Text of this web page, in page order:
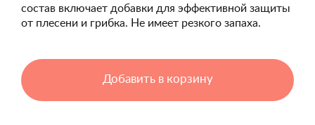
состав включает добавки для эффективной защиты
от плесени и грибка. Не имеет резкого запаха.
Добавить в корзину